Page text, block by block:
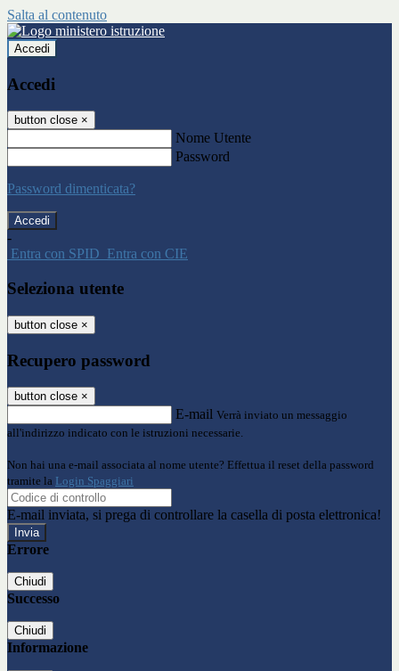
Salta al contenuto
Accedi
Accedi
button close ×
Nome Utente
Password
Password dimenticata?
-
Entra con SPID Entra con CIE
Seleziona utente
button close ×
Recupero password
button close ×
E-mail Verrà inviato un messaggio
all'indirizzo indicato con le istruzioni necessarie.
Non hai una e-mail associata al nome utente? Effettua il reset della password
tramite la Login Spaggiari
E-mail inviata, si prega di controllare la casella di posta elettronica!
Errore
Chiudi
Successo
Chiudi
Informazione